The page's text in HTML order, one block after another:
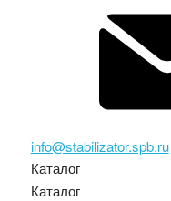
info@stabilizator.spb.ru
Каталог
Каталог